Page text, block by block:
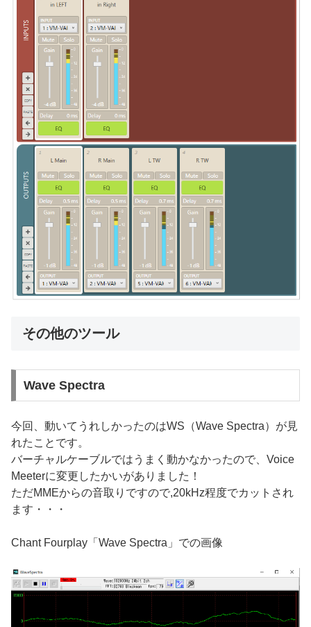
その他のツール
Wave Spectra
今回、動いてうれしかったのはWS（Wave Spectra）が見
れたことです。
バーチャルケーブルではうまく動かなかったので、Voice
Meeterに変更したかいがありました！
ただMMEからの音取りですので,20kHz程度でカットされ
ます・・・
Chant Fourplay「Wave Spectra」での画像